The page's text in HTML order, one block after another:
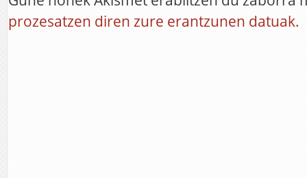
prozesatzen diren zure erantzunen datuak.